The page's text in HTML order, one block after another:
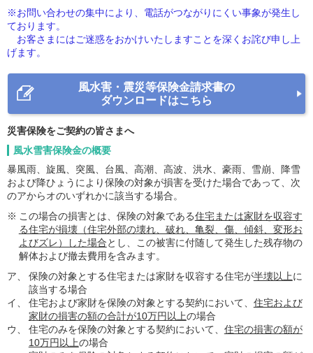
※お問い合わせの集中により、電話がつながりにくい事象が発生し
ております。
お客さまにはご迷惑をおかけいたしますことを深くお詫び申し上
げます。
風水害・震災等保険金請求書の
ダウンロードはこちら
災害保険をご契約の皆さまへ
風水雪害保険金の概要
暴風雨、旋風、突風、台風、高潮、高波、洪水、豪雨、雪崩、降雪
および降ひょうにより保険の対象が損害を受けた場合であって、次
のアからオのいずれかに該当する場合。
※ この場合の損害とは、保険の対象である住宅または家財を収容す
る住宅が損壊（住宅外部の壊れ、破れ、亀裂、傷、傾斜、変形お
よびズレ）した場合とし、この被害に付随して発生した残存物の
解体および撤去費用を含みます。
ア、
保険の対象とする住宅または家財を収容する住宅が半壊以上に
該当する場合
イ、
住宅および家財を保険の対象とする契約において、 住宅および
家財の損害の額の合計が10万円以上の場合
ウ、
住宅のみを保険の対象とする契約において、 住宅の損害の額が
10万円以上の場合